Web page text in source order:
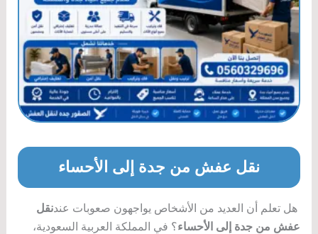
نقل عفش من جدة إلى الأحساء
هل تعلم أن العديد من الأشخاص يواجهون صعوبات عندنقل
عفش من جدة إلى الأحساء؟ في المملكة العربية السعودية،